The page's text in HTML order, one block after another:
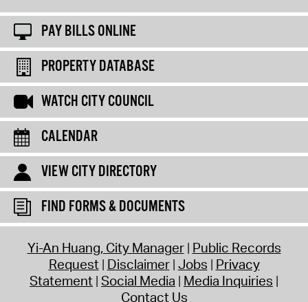
PAY BILLS ONLINE
PROPERTY DATABASE
WATCH CITY COUNCIL
CALENDAR
VIEW CITY DIRECTORY
FIND FORMS & DOCUMENTS
Yi-An Huang, City Manager Public Records
Request Disclaimer Jobs Privacy
Statement Social Media Media Inquiries
Contact Us